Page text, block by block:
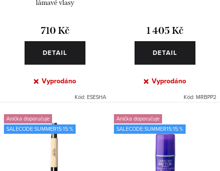
lámavé vlasy
710 Kč
DETAIL
Vyprodáno
Kód: ESESHA
1 405 Kč
DETAIL
Vyprodáno
Kód: MRBPP2
Anička doporučuje
SALECODE:SUMMER15:15:%
Anička doporučuje
SALECODE:SUMMER15:15:%